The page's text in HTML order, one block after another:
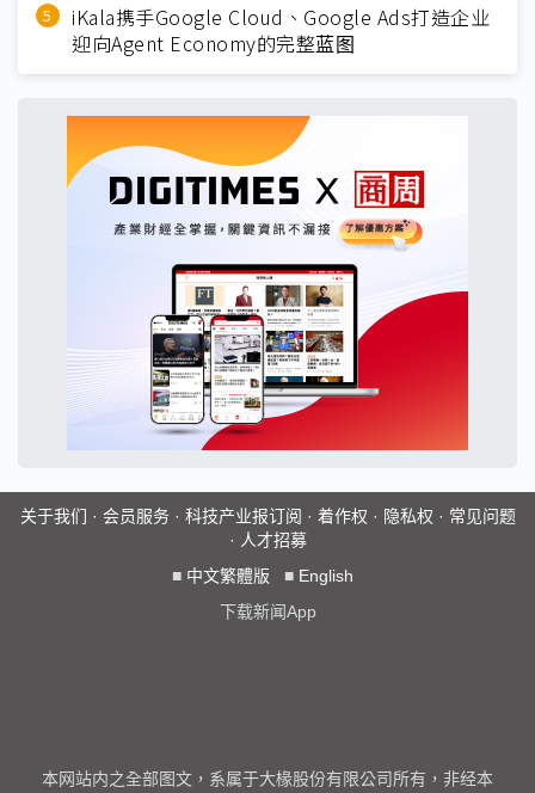
iKala携手Google Cloud、Google Ads打造企业
迎向Agent Economy的完整蓝图
关于我们 · 会员服务· 科技产业报订阅 · 着作权 · 隐私权 · 常见问题
· 人才招募
■ 中文繁體版 ■ English
下载新闻App
本网站内之全部图文，系属于大椽股份有限公司所有，非经本